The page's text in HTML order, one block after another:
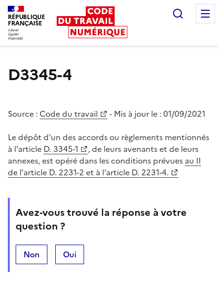
RÉPUBLIQUE
FRANÇAISE
D3345-4
Source : Code du travail - Mis à jour le : 01/09/2021
Le dépôt d'un des accords ou règlements mentionnés
à l'article D. 3345-1
, de leurs avenants et de leurs
annexes, est opéré dans les conditions prévues au II
de l'article D. 2231-2 et à l'article D. 2231-4.
Avez-vous trouvé la réponse à votre
question ?
Non Oui